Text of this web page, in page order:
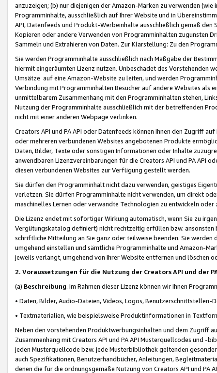
anzuzeigen; (b) nur diejenigen der Amazon-Marken zu verwenden
Programminhalte, ausschließlich auf Ihrer Website und in
API, Datenfeeds und Produkt-Werbeinhalte ausschließlich gemäß
Kopieren oder andere Verwenden von Programminhalten zugunsten
Sammeln und Extrahieren von Daten. Zur Klarstellung: Zu den
Sie werden Programminhalte ausschließlich nach Maßgabe der
hiermit eingeräumten Lizenz nutzen. Unbeschadet des Vorstehenden
Umsätze auf eine Amazon-Website zu leiten, und werden
Verbindung mit Programminhalten Besucher auf andere Websites als
unmittelbarem Zusammenhang mit den Programminhalten stehen,
Nutzung der Programminhalte ausschließlich mit der betreffenden
nicht mit einer anderen Webpage verlinken.
Creators API und PA API oder Datenfeeds können Ihnen den Zugriff
oder mehreren verbundenen Websites angebotenen Produkte
Daten, Bilder, Texte oder sonstigen Informationen oder Inhalte
anwendbaren Lizenzvereinbarungen für die Creators API und PA API
diesen verbundenen Websites zur Verfügung gestellt werden.
Sie dürfen den Programminhalt nicht dazu verwenden, geistiges
verletzen. Sie dürfen Programminhalte nicht verwenden, um direkt
maschinelles Lernen oder verwandte Technologien zu entwickeln
Die Lizenz endet mit sofortiger Wirkung automatisch, wenn Sie zu
Vergütungskatalog definiert) nicht rechtzeitig erfüllen bzw. ansonsten
schriftliche Mitteilung an Sie ganz oder teilweise beenden. Sie werden
umgehend einstellen und sämtliche Programminhalte und Amazon-
jeweils verlangt, umgehend von Ihrer Website entfernen und löschen
2. Voraussetzungen für die Nutzung der Creators API und der
(a) Beschreibung. Im Rahmen dieser Lizenz können wir Ihnen
• Daten, Bilder, Audio-Dateien, Videos, Logos, Benutzerschnittstellen-
• Textmaterialien, wie beispielsweise Produktinformationen in
Neben den vorstehenden Produktwerbungsinhalten und dem Zugriff
Zusammenhang mit Creators API und PA API Musterquellcodes und
jeden Musterquellcode bzw. jede Musterbibliothek geltenden
auch Spezifikationen, Benutzerhandbücher, Anleitungen,
denen die für die ordnungsgemäße Nutzung von Creators API und PA